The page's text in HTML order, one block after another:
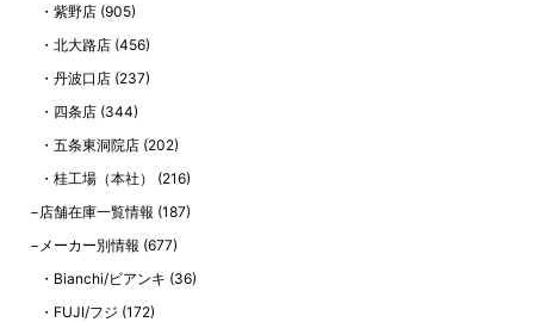
紫野店 (905)
北大路店 (456)
丹波口店 (237)
四条店 (344)
五条東洞院店 (202)
桂工場（本社）
(216)
店舗在庫一覧情報 (187)
メーカー別情報 (677)
Bianchi/ビアンキ (36)
FUJI/フジ (172)